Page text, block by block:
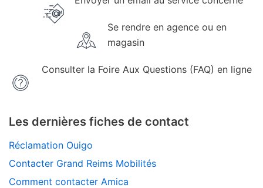
Se rendre en agence ou en
magasin
Consulter la Foire Aux Questions (FAQ) en ligne
Les dernières fiches de contact
Réclamation Ouigo
Contacter Grand Reims Mobilités
Comment contacter Amica